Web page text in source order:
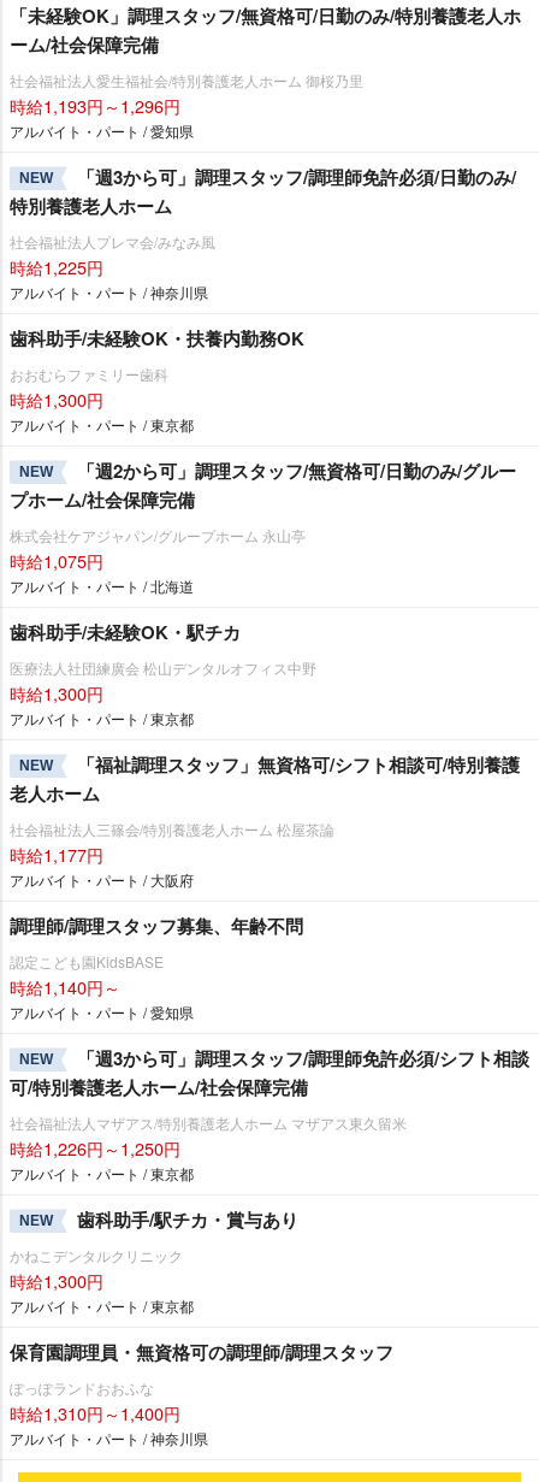
「未経験OK」調理スタッフ/無資格可/日勤のみ/特別養護老人ホ
ーム/社会保障完備
社会福祉法人愛生福祉会/特別養護老人ホーム 御桜乃里
時給1,193円～1,296円
アルバイト・パート / 愛知県
NEW
「週3から可」調理スタッフ/調理師免許必須/日勤のみ/
特別養護老人ホーム
社会福祉法人プレマ会/みなみ風
時給1,225円
アルバイト・パート / 神奈川県
歯科助手/未経験OK・扶養内勤務OK
おおむらファミリー歯科
時給1,300円
アルバイト・パート / 東京都
NEW
「週2から可」調理スタッフ/無資格可/日勤のみ/グルー
プホーム/社会保障完備
株式会社ケアジャパン/グループホーム 永山亭
時給1,075円
アルバイト・パート / 北海道
歯科助手/未経験OK・駅チカ
医療法人社団練廣会 松山デンタルオフィス中野
時給1,300円
アルバイト・パート / 東京都
NEW
「福祉調理スタッフ」無資格可/シフト相談可/特別養護
老人ホーム
社会福祉法人三篠会/特別養護老人ホーム 松屋茶論
時給1,177円
アルバイト・パート / 大阪府
調理師/調理スタッフ募集、年齢不問
認定こども園KidsBASE
時給1,140円～
アルバイト・パート / 愛知県
NEW
「週3から可」調理スタッフ/調理師免許必須/シフト相談
可/特別養護老人ホーム/社会保障完備
社会福祉法人マザアス/特別養護老人ホーム マザアス東久留米
時給1,226円～1,250円
アルバイト・パート / 東京都
NEW 歯科助手/駅チカ・賞与あり
かねこデンタルクリニック
時給1,300円
アルバイト・パート / 東京都
保育園調理員・無資格可の調理師/調理スタッフ
ぽっぽランドおおふな
時給1,310円～1,400円
アルバイト・パート / 神奈川県